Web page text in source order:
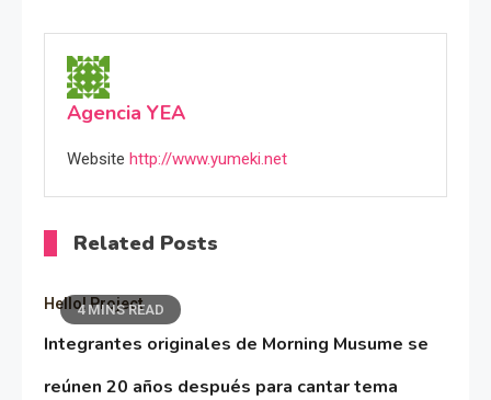
Agencia YEA
Website http://www.yumeki.net
Related Posts
4 MINS READ
Hello! Project
Integrantes originales de Morning Musume se
reúnen 20 años después para cantar tema